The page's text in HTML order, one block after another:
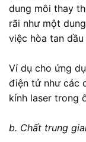
dung môi thay
rãi như một
việc hòa tan dầu
Ví dụ cho ứng
điện tử như các
kính laser trong
b. Chất trung